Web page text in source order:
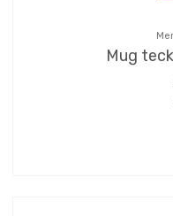
Mug